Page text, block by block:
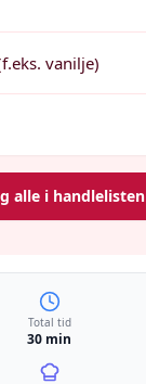
vanilje)
alle i handlelisten
Total tid
30 min